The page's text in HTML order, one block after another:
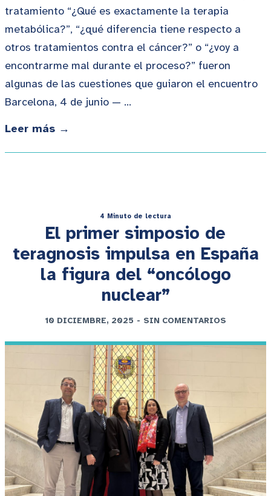
tratamiento “¿Qué es exactamente la terapia
metabólica?”, “¿qué diferencia tiene respecto a
otros tratamientos contra el cáncer?” o “¿voy a
encontrarme mal durante el proceso?” fueron
algunas de las cuestiones que guiaron el encuentro
Barcelona, 4 de junio — …
Leer más →
4 Minuto de lectura
El primer simposio de
teragnosis impulsa en España
la figura del “oncólogo
nuclear”
10 DICIEMBRE, 2025 - SIN COMENTARIOS